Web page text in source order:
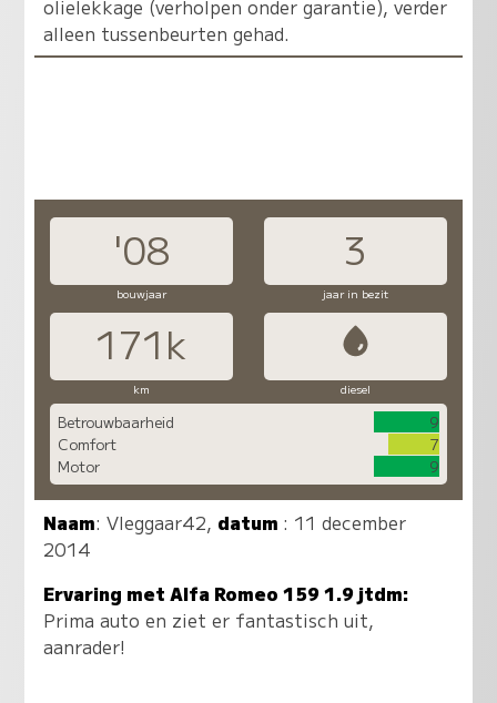
olielekkage (verholpen onder garantie), verder
alleen tussenbeurten gehad.
'08 3
bouwjaar jaar in bezit
171k
km diesel
Betrouwbaarheid
9
Comfort
7
Motor
9
Naam:Vleggaar42, datum : 11 december
2014
Ervaring met Alfa Romeo 159 1.9 jtdm:
Prima auto en ziet er fantastisch uit,
aanrader!